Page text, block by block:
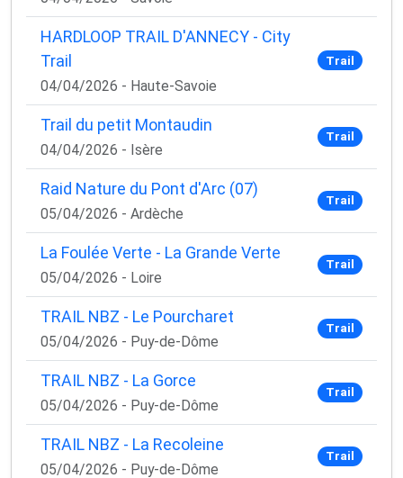
HARDLOOP TRAIL D'ANNECY - City
Trail
04/04/2026 - Haute-Savoie
Trail
Trail du petit Montaudin
04/04/2026 - Isère
Trail
Raid Nature du Pont d'Arc (07)
05/04/2026 - Ardèche
Trail
La Foulée Verte - La Grande Verte
05/04/2026 - Loire
Trail
TRAIL NBZ - Le Pourcharet
05/04/2026 - Puy-de-Dôme
Trail
TRAIL NBZ - La Gorce
05/04/2026 - Puy-de-Dôme
Trail
TRAIL NBZ - La Recoleine
05/04/2026 - Puy-de-Dôme
Trail